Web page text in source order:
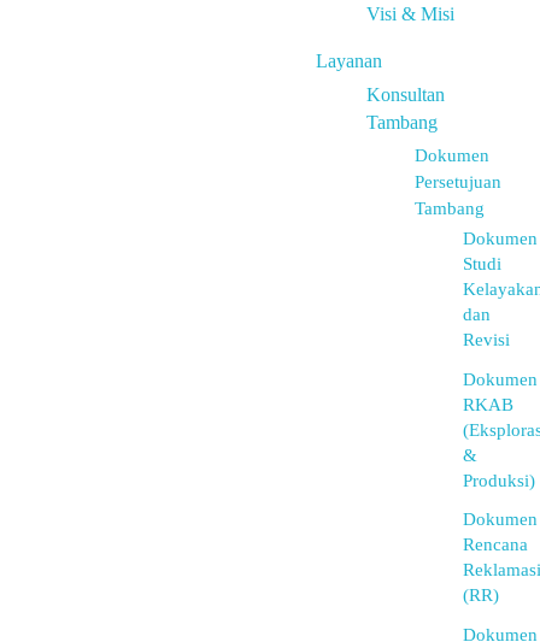
Visi & Misi
Layanan
Konsultan
Tambang
Dokumen
Persetujuan
Tambang
Dokumen
Studi
dan
Revisi
Dokumen
RKAB
&
Produksi)
Dokumen
Rencana
Reklamasi
(RR)
Dokumen